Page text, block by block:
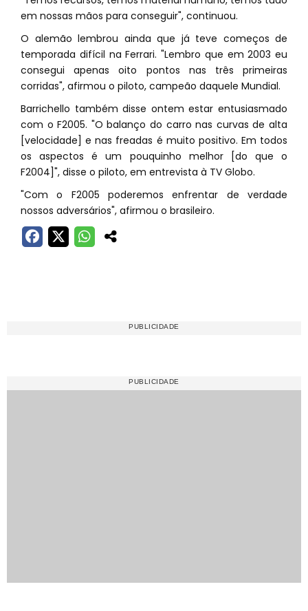
em nossas mãos para conseguir", continuou.
O alemão lembrou ainda que já teve começos de
temporada difícil na Ferrari. "Lembro que em 2003 eu
consegui apenas oito pontos nas três primeiras
corridas", afirmou o piloto, campeão daquele Mundial.
Barrichello também disse ontem estar entusiasmado
com o F2005. "O balanço do carro nas curvas de alta
[velocidade] e nas freadas é muito positivo. Em todos
os aspectos é um pouquinho melhor [do que o
F2004]", disse o piloto, em entrevista à TV Globo.
"Com o F2005 poderemos enfrentar de verdade
nossos adversários", afirmou o brasileiro.